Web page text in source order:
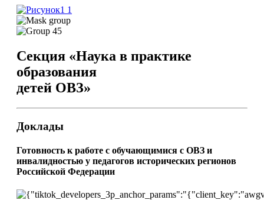
Секция «Наука в практике
образования
детей ОВЗ»
Доклады
Готовность к работе с обучающимися с ОВЗ и
инвалидностью у педагогов исторических регионов
Российской Федерации